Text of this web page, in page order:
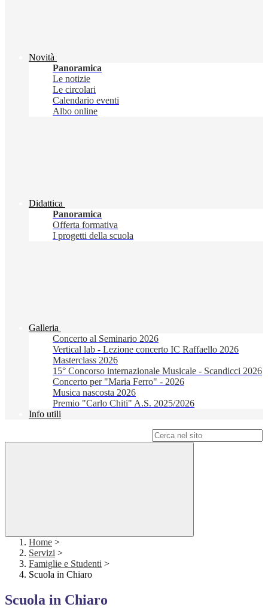
Novità
Panoramica
Le notizie
Le circolari
Calendario eventi
Albo online
Didattica
Panoramica
Offerta formativa
I progetti della scuola
Galleria
Concerto al Seminario 2026
Vertical lab - Lezione concerto IC Raffaello 2026
Masterclass 2026
15° Concorso internazionale Musicale - Scandicci 2026
Concerto per "Maria Ferro" - 2026
Musica nascosta 2026
Premio "Carlo Chiti" A.S. 2025/2026
Info utili
Home >
Servizi >
Famiglie e Studenti >
Scuola in Chiaro
Scuola in Chiaro